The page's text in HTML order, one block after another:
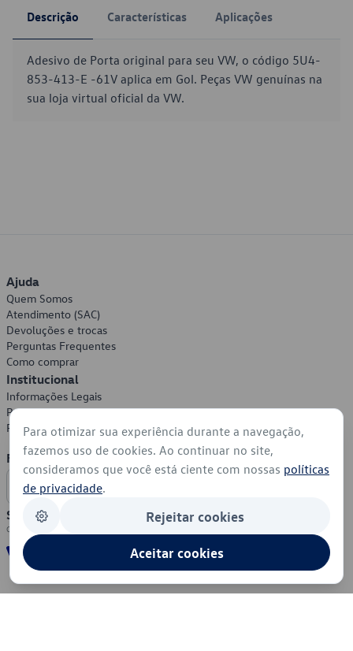
Descrição Características Aplicações
Adesivo de Porta original para seu VW, o código 5U4-
853-413-E -61V aplica em Gol. Peças VW genuínas na
sua loja virtual oficial da VW.
Ajuda
Quem Somos
Atendimento (SAC)
Devoluções e trocas
Perguntas Frequentes
Como comprar
Institucional
Informações Legais
Política de Privacidade
Política de Cookies
Formas de Pagamento
Segurança
Para otimizar sua experiência durante a navegação,
fazemos uso de cookies. Ao continuar no site,
consideramos que você está ciente com nossas políticas
de privacidade.
Rejeitar cookies
Aceitar cookies